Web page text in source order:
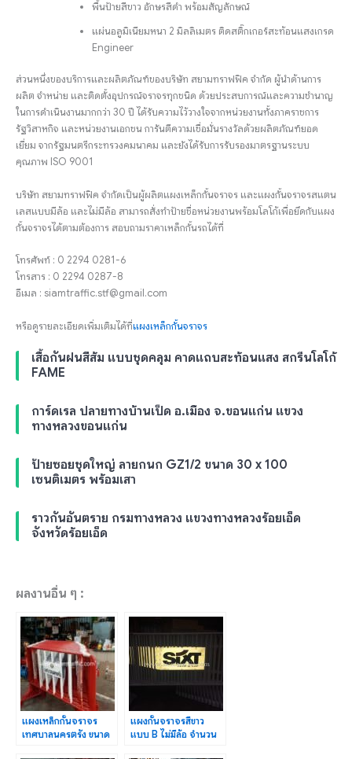
พื้นป้ายสีขาว อักษรสีดำ พร้อมสัญลักษณ์
แผ่นอลูมิเนียมหนา 2 มิลลิเมตร ติดสติ๊กเกอร์สะท้อนแสงเกรด
Engineer
ส่วนหนึ่งของบริการและผลิตภัณฑ์ของบริษัท สยามทราฟฟิค จำกัด ผู้นำด้านการ
ผลิต จำหน่าย และติดตั้งอุปกรณ์จราจรทุกชนิด ด้วยประสบการณ์และความชำนาญ
ในการดำเนินงานมากกว่า 30 ปี ได้รับความไว้วางใจจากหน่วยงานทั้งภาคราชการ
รัฐวิสาหกิจ และหน่วยงานเอกชน การันตีความเชื่อมั่นรางวัลด้วยผลิตภัณฑ์ยอด
เยี่ยม จากรัฐมนตรีกระทรวงคมนาคม และยังได้รับการรับรองมาตรฐานระบบ
คุณภาพ ISO 9001
บริษัท สยามทราฟฟิค จำกัดเป็นผู้ผลิตแผงเหล็กกั้นจราจร และแผงกั้นจราจรสแตน
เลสแบบมีล้อ และไม่มีล้อ สามารถสั่งทำป้ายชื่อหน่วยงานพร้อมโลโก้เพื่อยึดกับแผง
กั้นจราจรได้ตามต้องการ สอบถามราคาเหล็กกั้นรถได้ที่
โทรศัพท์ : 0 2294 0281-6
โทรสาร : 0 2294 0287-8
อีเมล : siamtraffic.stf@gmail.com
หรือดูรายละเอียดเพิ่มเติมได้ที่แผงเหล็กกั้นจราจร
เสื้อกันฝนสีส้ม แบบชุดคลุม คาดแถบสะท้อนแสง สกรีนโลโก้
FAME
การ์ดเรล ปลายทางบ้านเป็ด อ.เมือง จ.ขอนแก่น แขวง
ทางหลวงขอนแก่น
ป้ายซอยชุดใหญ่ ลายกนก GZ1/2 ขนาด 30 x 100
เซนติเมตร พร้อมเสา
ราวกันอันตราย กรมทางหลวง แขวงทางหลวงร้อยเอ็ด
จังหวัดร้อยเอ็ด
ผลงานอื่น ๆ :
แผงเหล็กกั้นจราจร
เทศบาลนครตรัง ขนาด
แผงกั้นจราจรสีขาว
แบบ B ไม่มีล้อ จำนวน